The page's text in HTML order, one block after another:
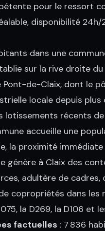
pour le ressort
disponibilité
dans une
sur la rive droite
de-Claix, dont le
locale depuis plus
lotissements récents
accueille une
la proximité
génère à Claix des
adultère de
copropriétés dans les
la D269, la D106 et
factuelles : 7 836